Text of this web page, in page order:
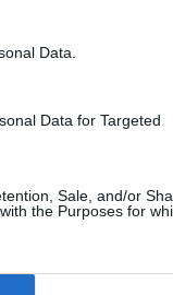
Data.
Data for Targeted
Sale, and/or
the Purposes for
του Ηλία Ν.